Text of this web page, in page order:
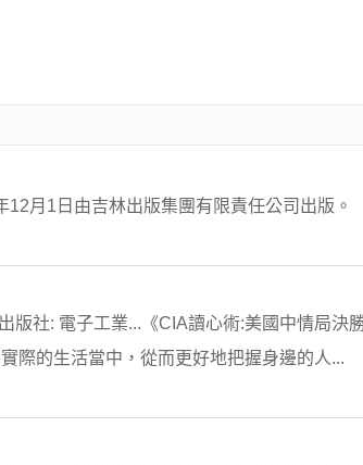
12月1日由吉林出版集團有限責任公司出版。
版社: 電子工業...《CIA讀心術:美國中情局決
際的生活當中，從而更好地把握身邊的人...